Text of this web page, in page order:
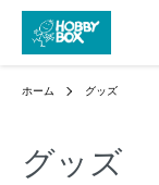
ホーム グッズ
グッズ